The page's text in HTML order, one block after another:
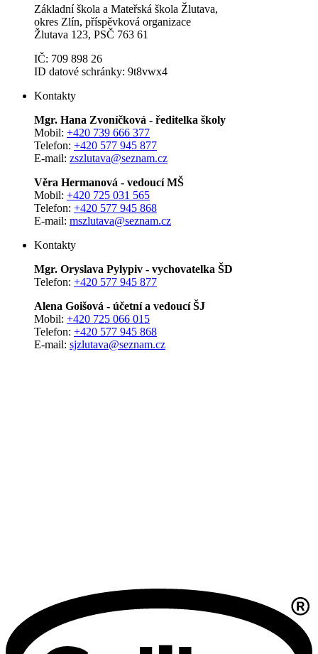
Základní škola a Mateřská škola Žlutava,
okres Zlín, příspěvková organizace
Žlutava 123, PSČ 763 61
IČ: 709 898 26
ID datové schránky: 9t8vwx4
Kontakty
Mgr. Hana Zvoníčková - ředitelka školy
Mobil: +420 739 666 377
Telefon: +420 577 945 877
E-mail: zszlutava@seznam.cz
Věra Hermanová - vedoucí MŠ
Mobil: +420 725 031 565
Telefon: +420 577 945 868
E-mail: mszlutava@seznam.cz
Kontakty
Mgr. Oryslava Pylypiv - vychovatelka ŠD
Telefon: +420 577 945 877
Alena Goišová - účetní a vedoucí ŠJ
Mobil: +420 725 066 015
Telefon: +420 577 945 868
E-mail: sjzlutava@seznam.cz